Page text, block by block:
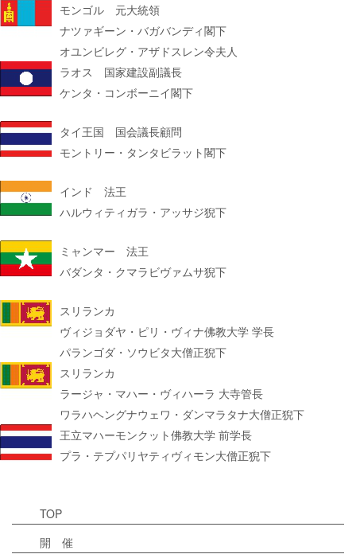
モンゴル 元大統領
ナツァギーン・バガバンディ閣下
オユンビレグ・アザドスレン令夫人
ラオス 国家建設副議長
ケンタ・コンボーニイ閣下
タイ王国 国会議長顧問
モントリー・タンタビラット閣下
インド 法王
ハルウィティガラ・アッサジ猊下
ミャンマー 法王
バダンタ・クマラビヴァムサ猊下
スリランカ
ヴィジョダヤ・ピリ・ヴィナ佛教大学 学長
パランゴダ・ソウビタ大僧正猊下
スリランカ
ラージャ・マハー・ヴィハーラ 大寺管長
ワラハヘングナウェワ・ダンマラタナ大僧正猊下
王立マハーモンクット佛教大学 前学長
プラ・テプパリヤティヴィモン大僧正猊下
TOP
開 催